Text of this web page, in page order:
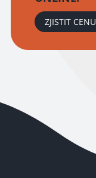
ZJISTIT CENU